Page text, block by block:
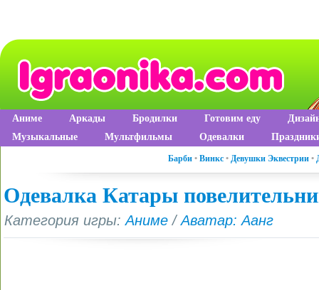
Аниме Аркады Бродилки Готовим еду
Музыкальные
Мультфильмы Одевалки
Барби •Винкс •Девушки Эквестрии •
Одевалка Катары
Категория игры:Аниме /Аватар: Аанг